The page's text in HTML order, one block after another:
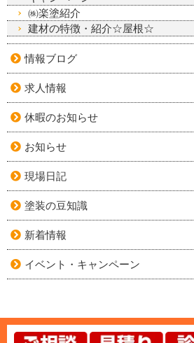
㈱楽塗紹介
建材の特徴・紹介☆屋根☆
情報ブログ
求人情報
休暇のお知らせ
お知らせ
現場日記
塗装の豆知識
新着情報
イベント・キャンペーン